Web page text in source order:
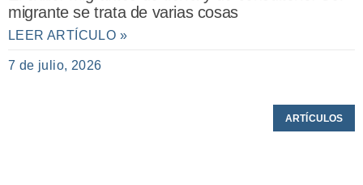
migrante se trata de varias cosas
LEER ARTÍCULO »
7 de julio, 2026
ARTÍCULOS